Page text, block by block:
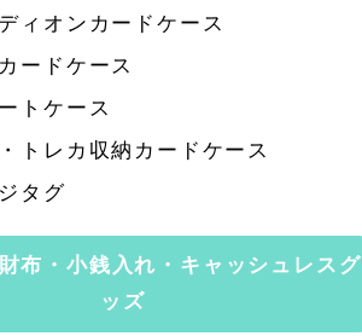
ィオンカードケース
ードケース
トケース
トレカ収納カードケース
タグ
布・小銭入れ・キャッシュレスグ
ッズ